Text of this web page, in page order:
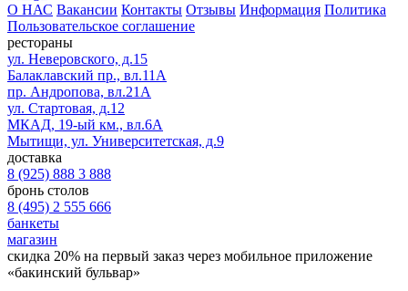
О НАС Вакансии Контакты Отзывы Информация Политика
Пользовательское соглашение
рестораны
ул. Неверовского, д.15
Балаклавский пр., вл.11А
пр. Андропова, вл.21А
ул. Стартовая, д.12
МКАД, 19-ый км., вл.6А
Мытищи, ул. Университетская, д.9
доставка
8 (925) 888 3 888
бронь столов
8 (495) 2 555 666
банкеты
магазин
скидка 20% на первый заказ через мобильное приложение
«бакинский бульвар»